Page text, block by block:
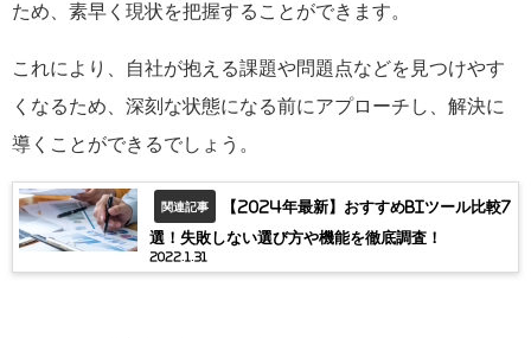
ため、素早く現状を把握することができます。
これにより、自社が抱える課題や問題点などを見つけやす
くなるため、深刻な状態になる前にアプローチし、解決に
導くことができるでしょう。
関連記事 【2024年最新】おすすめBIツール比較7
選！失敗しない選び方や機能を徹底調査！
2022.1.31